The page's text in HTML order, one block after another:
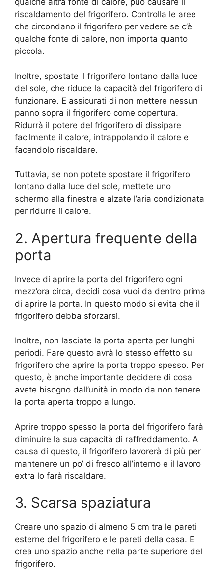
qualche altra fonte di calore, può causare il
riscaldamento del frigorifero. Controlla le aree
che circondano il frigorifero per vedere se c’è
qualche fonte di calore, non importa quanto
piccola.
Inoltre, spostate il frigorifero lontano dalla luce
del sole, che riduce la capacità del frigorifero di
funzionare. E assicurati di non mettere nessun
panno sopra il frigorifero come copertura.
Ridurrà il potere del frigorifero di dissipare
facilmente il calore, intrappolando il calore e
facendolo riscaldare.
Tuttavia, se non potete spostare il frigorifero
lontano dalla luce del sole, mettete uno
schermo alla finestra e alzate l’aria condizionata
per ridurre il calore.
2. Apertura frequente della
porta
Invece di aprire la porta del frigorifero ogni
mezz’ora circa, decidi cosa vuoi da dentro prima
di aprire la porta. In questo modo si evita che il
frigorifero debba sforzarsi.
Inoltre, non lasciate la porta aperta per lunghi
periodi. Fare questo avrà lo stesso effetto sul
frigorifero che aprire la porta troppo spesso. Per
questo, è anche importante decidere di cosa
avete bisogno dall’unità in modo da non tenere
la porta aperta troppo a lungo.
Aprire troppo spesso la porta del frigorifero farà
diminuire la sua capacità di raffreddamento. A
causa di questo, il frigorifero lavorerà di più per
mantenere un po’ di fresco all’interno e il lavoro
extra lo farà riscaldare.
3. Scarsa spaziatura
Creare uno spazio di almeno 5 cm tra le pareti
esterne del frigorifero e le pareti della casa. E
crea uno spazio anche nella parte superiore del
frigorifero.